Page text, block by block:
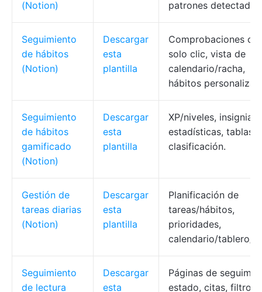
(Notion)
patrones
Seguimiento
de hábitos
(Notion)
Descargar
esta
plantilla
Comprobaciones
solo clic, vista de
calendario/racha,
hábitos
Seguimiento
de hábitos
gamificado
(Notion)
Descargar
esta
plantilla
XP/niveles, insignias,
estadísticas, tablas
clasificación.
Gestión de
tareas diarias
(Notion)
Descargar
esta
plantilla
Planificación de
tareas/hábitos,
prioridades,
calendario/tablero/
Seguimiento
de lectura
Descargar
esta
Páginas de
estado, citas, filtro